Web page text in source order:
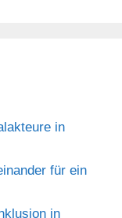
in
für ein
in